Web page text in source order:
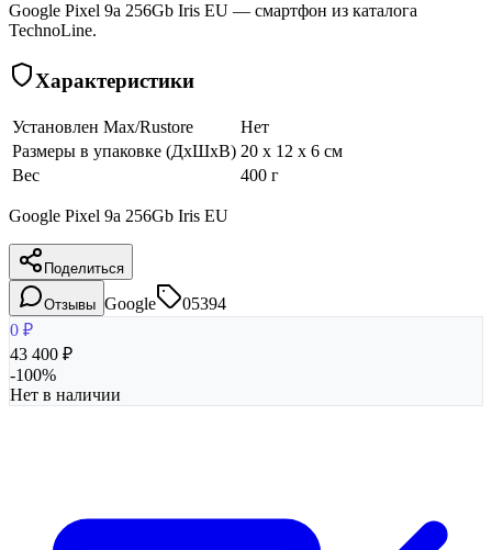
Google Pixel 9a 256Gb Iris EU — смартфон из каталога
TechnoLine.
Характеристики
Установлен Max/Rustore
Нет
Размеры в упаковке (ДхШхВ) 20 x 12 x 6 см
Вес
400 г
Google Pixel 9a 256Gb Iris EU
Поделиться
Отзывы Google
05394
0 ₽
43 400 ₽
-100%
Нет в наличии